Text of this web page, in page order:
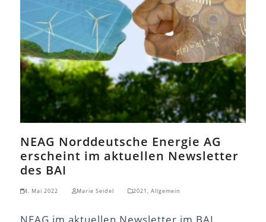
NEAG Norddeutsche Energie AG
erscheint im aktuellen Newsletter
des BAI
4. Mai 2022 Marie Seidel 2021 , Allgemein
NEAG im aktuellen Newsletter im BAI